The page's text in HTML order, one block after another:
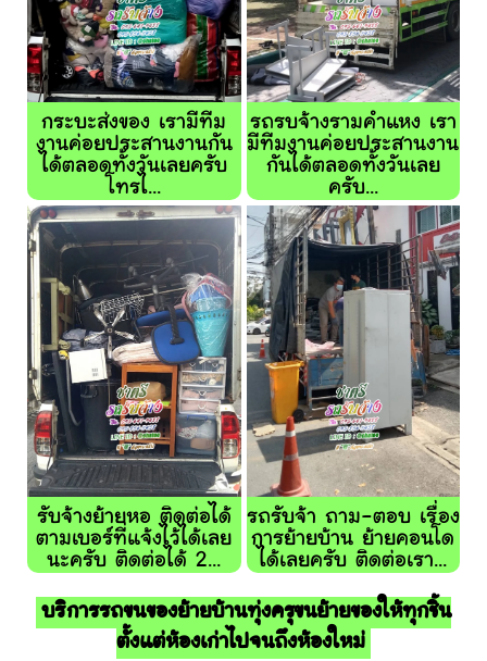
กระบะส่งของ เรามีทีม
งานค่อยประสานงานกัน
ได้ตลอดทั้งวันเลยครับ
โทรไ...
รถรบจ้างรามคำแหง เรา
มีทีมงานค่อยประสานงาน
กันได้ตลอดทั้งวันเลย
ครับ...
รับจ้างย้ายหอ ติดต่อได้
ตามเบอร์ที่แจ้งไว้ได้เลย
นะครับ ติดต่อได้ 2...
รถรับจ้า ถาม-ตอบ เรื่อง
การย้ายบ้าน ย้ายคอนโด
ได้เลยครับ ติดต่อเรา...
บริการรถขนของย้ายบ้านทุ่งครุขนย้ายของให้ทุกชิ้น
ตั้งแต่ห้องเก่าไปจนถึงห้องใหม่